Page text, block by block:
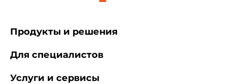
Продукты и решения
Для специалистов
Услуги и сервисы